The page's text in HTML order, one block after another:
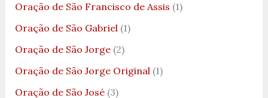
Oração de São Francisco de Assis (1)
Oração de São Gabriel(1)
Oração de São Jorge(2)
Oração de São Jorge Original(1)
Oração de São José(3)